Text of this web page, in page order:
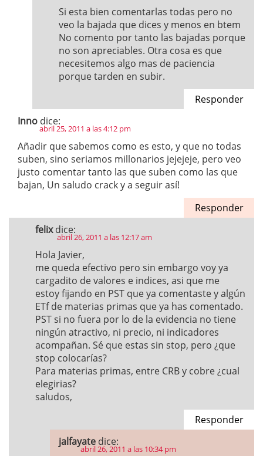
Si esta bien comentarlas todas pero no
veo la bajada que dices y menos en btem
No comento por tanto las bajadas porque
no son apreciables. Otra cosa es que
necesitemos algo mas de paciencia
porque tarden en subir.
Responder
Inno dice:
abril 25, 2011 a las 4:12 pm
Añadir que sabemos como es esto, y que no todas
suben, sino seriamos millonarios jejejeje, pero veo
justo comentar tanto las que suben como las que
bajan, Un saludo crack y a seguir así!
Responder
felix dice:
abril 26, 2011 a las 12:17 am
Hola Javier,
me queda efectivo pero sin embargo voy ya
cargadito de valores e indices, asi que me
estoy fijando en PST que ya comentaste y algún
ETf de materias primas que ya has comentado.
PST si no fuera por lo de la evidencia no tiene
ningún atractivo, ni precio, ni indicadores
acompañan. Sé que estas sin stop, pero ¿que
stop colocarías?
Para materias primas, entre CRB y cobre ¿cual
elegirias?
saludos,
Responder
jalfayate dice:
abril 26, 2011 a las 10:34 pm